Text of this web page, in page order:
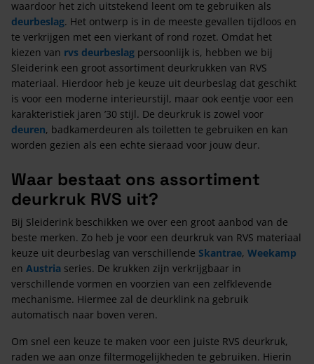
waardoor het zich uitstekend leent om te gebruiken als
deurbeslag. Het ontwerp is in de meeste gevallen tijdloos en
te verkrijgen met een vierkant of rond rozet. Omdat het
kiezen van rvs deurbeslag persoonlijk is, hebben we bij
Sleiderink een groot assortiment deurkrukken van RVS
materiaal. Hierdoor heb je keuze uit deurbeslag dat geschikt
is voor een moderne interieurstijl, maar ook eentje voor een
karakteristiek jaren ’30 stijl. De deurkruk is zowel voor
deuren, badkamerdeuren als toiletten te gebruiken en kan
worden gezien als een echte sieraad voor jouw deur.
Waar bestaat ons assortiment
deurkruk RVS uit?
Bij Sleiderink beschikken we over een groot aanbod van de
beste merken. Zo heb je voor een deurkruk van RVS materiaal
keuze uit deurbeslag van verschillende Skantrae, Weekamp
en Austria series. De krukken zijn verkrijgbaar in
verschillende vormen en voorzien van een zelfklevende
mechanisme. Hiermee zal de deurklink na gebruik
automatisch naar boven veren.
Om snel een keuze te maken voor een juiste RVS deurkruk,
raden we aan onze filtermogelijkheden te gebruiken. Hierin